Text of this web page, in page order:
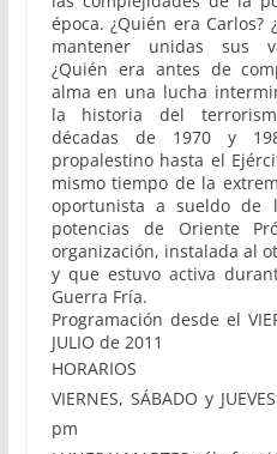
época. ¿Quién era Carlos?
mantener unidas sus
¿Quién era antes de
alma en una lucha
la historia del
décadas de 1970 y
propalestino hasta el
mismo tiempo de la
oportunista a sueldo de
potencias de Oriente
organización, instalada al
y que estuvo activa
Guerra Fría.
Programación desde el
JULIO de 2011
HORARIOS
VIERNES, SÁBADO y
pm